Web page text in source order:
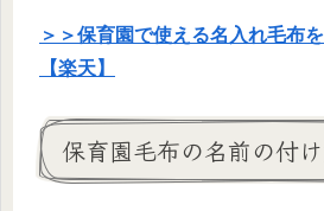
＞＞保育園で使える名入れ毛布
【楽天】
保育園毛布の名前の付